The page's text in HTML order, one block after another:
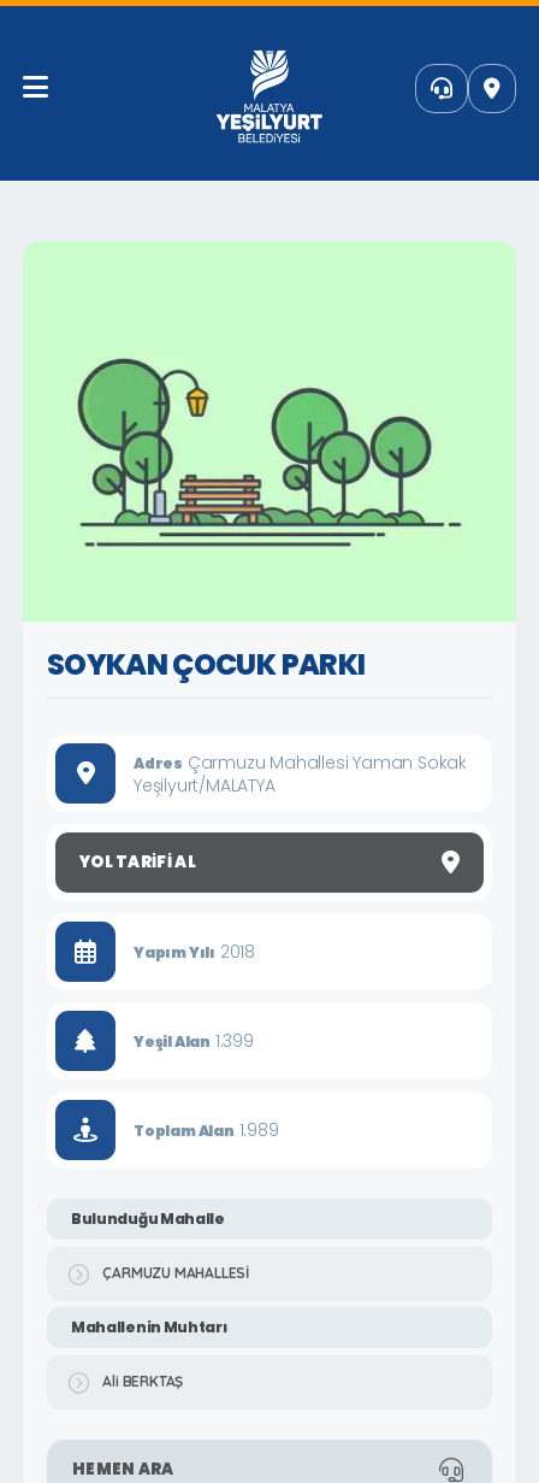
SOYKAN ÇOCUK PARKI
Adres Çarmuzu Mahallesi Yaman Sokak
Yeşilyurt/MALATYA
YOL TARIFI AL
Yapım Yılı 2018
Yeşil Alan 1.399
Toplam Alan 1.989
Bulunduğu Mahalle
ÇARMUZU MAHALLESİ
Mahallenin Muhtarı
Ali BERKTAŞ
HEMEN ARA